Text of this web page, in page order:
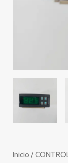
Inicio /